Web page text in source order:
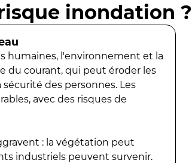
inondation ?
humaines, l'environnement et la
du courant, qui peut éroder les
des personnes. Les
avec des risques de
: la végétation peut
industriels peuvent survenir.